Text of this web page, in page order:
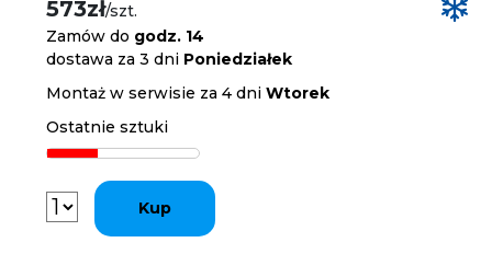
573zł/szt.
Zamów do godz. 14
dostawa za 3 dni Poniedziałek
Montaż w serwisie za 4 dniWtorek
Ostatnie sztuki
Kup